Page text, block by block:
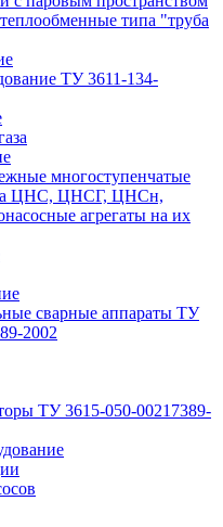
типа "труба
ТУ 3611-134-
многоступенчатые
ЦНС, ЦНСГ, ЦНСн,
агрегаты на их
сварные аппараты ТУ
2002
ТУ 3615-050-00217389-